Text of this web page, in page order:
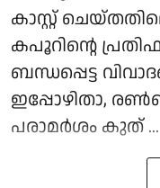
കാസ്റ്റ്
കപൂറിന്റെ
ബന്ധപ്പെട്ട
ഇപ്പോഴിതാ,
പരാമർശം കുത് ...